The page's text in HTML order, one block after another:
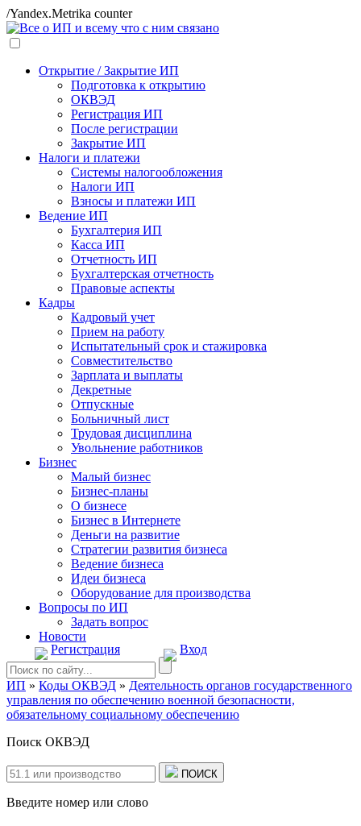
/Yandex.Metrika counter
Открытие / Закрытие ИП
Подготовка к открытию
ОКВЭД
Регистрация ИП
После регистрации
Закрытие ИП
Налоги и платежи
Системы налогообложения
Налоги ИП
Взносы и платежи ИП
Ведение ИП
Бухгалтерия ИП
Касса ИП
Отчетность ИП
Бухгалтерская отчетность
Правовые аспекты
Кадры
Кадровый учет
Прием на работу
Испытательный срок и стажировка
Совместительство
Зарплата и выплаты
Декретные
Отпускные
Больничный лист
Трудовая дисциплина
Увольнение работников
Бизнес
Малый бизнес
Бизнес-планы
О бизнесе
Бизнес в Интернете
Деньги на развитие
Стратегии развития бизнеса
Ведение бизнеса
Идеи бизнеса
Оборудование для производства
Вопросы по ИП
Задать вопрос
Новости
Регистрация
Вход
ИП » Коды ОКВЭД » Деятельность органов государственного
управления по обеспечению военной безопасности,
обязательному социальному обеспечению
Поиск ОКВЭД
ПОИСК
Введите номер или слово